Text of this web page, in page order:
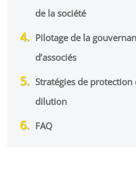
de la société
Pilotage de la
d’associés
Stratégies de
dilution
FAQ